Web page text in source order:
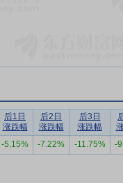
后1日
涨跌幅
后2日
涨跌幅
后3日
涨跌幅
-5.15% -7.22% -11.75% -